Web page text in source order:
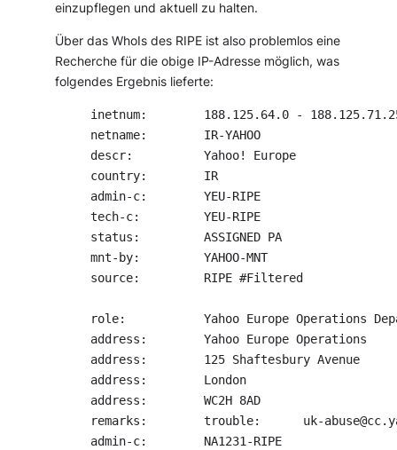
einzupflegen und aktuell zu halten.
Über das WhoIs des RIPE ist also problemlos eine
Recherche für die obige IP-Adresse möglich, was
folgendes Ergebnis lieferte:
inetnum:        188.125.64.0 -
netname:        IR-YAHOO
descr:          Yahoo! Europe
country:        IR
admin-c:        YEU-RIPE
tech-c:         YEU-RIPE
status:         ASSIGNED PA
mnt-by:         YAHOO-MNT
source:         RIPE #Filtered
role:           Yahoo Europe Operations
address:        Yahoo Europe Operations
address:        125 Shaftesbury Avenue
address:        London
address:        WC2H 8AD
remarks:        trouble:      uk-
admin-c:        NA1231-RIPE